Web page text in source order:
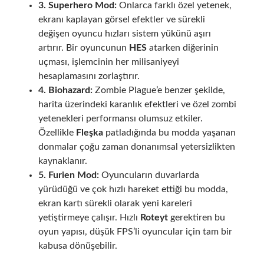
3. Superhero Mod:Onlarca farklı özel yetenek,
ekranı kaplayan görsel efektler ve sürekli
değişen oyuncu hızları sistem yükünü aşırı
artırır. Bir oyuncunun HESatarken diğerinin
uçması, işlemcinin her milisaniyeyi
hesaplamasını zorlaştırır.
4. Biohazard:Zombie Plague’e benzer şekilde,
harita üzerindeki karanlık efektleri ve özel zombi
yetenekleri performansı olumsuz etkiler.
Özellikle Fleşkapatladığında bu modda yaşanan
donmalar çoğu zaman donanımsal yetersizlikten
kaynaklanır.
5. Furien Mod:Oyuncuların duvarlarda
yürüdüğü ve çok hızlı hareket ettiği bu modda,
ekran kartı sürekli olarak yeni kareleri
yetiştirmeye çalışır. Hızlı Roteytgerektiren bu
oyun yapısı, düşük FPS’li oyuncular için tam bir
kabusa dönüşebilir.